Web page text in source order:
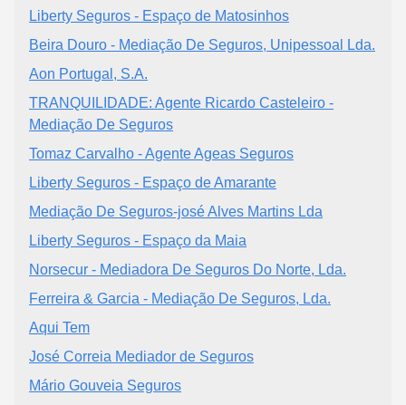
Liberty Seguros - Espaço de Matosinhos
Beira Douro - Mediação De Seguros, Unipessoal Lda.
Aon Portugal, S.A.
TRANQUILIDADE: Agente Ricardo Casteleiro -
Mediação De Seguros
Tomaz Carvalho - Agente Ageas Seguros
Liberty Seguros - Espaço de Amarante
Mediação De Seguros-josé Alves Martins Lda
Liberty Seguros - Espaço da Maia
Norsecur - Mediadora De Seguros Do Norte, Lda.
Ferreira & Garcia - Mediação De Seguros, Lda.
Aqui Tem
José Correia Mediador de Seguros
Mário Gouveia Seguros